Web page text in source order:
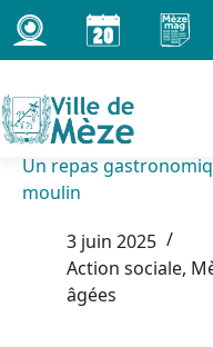
Passer
au
contenu
Un repas
moulin
3 juin 2025
Action sociale,
âgées